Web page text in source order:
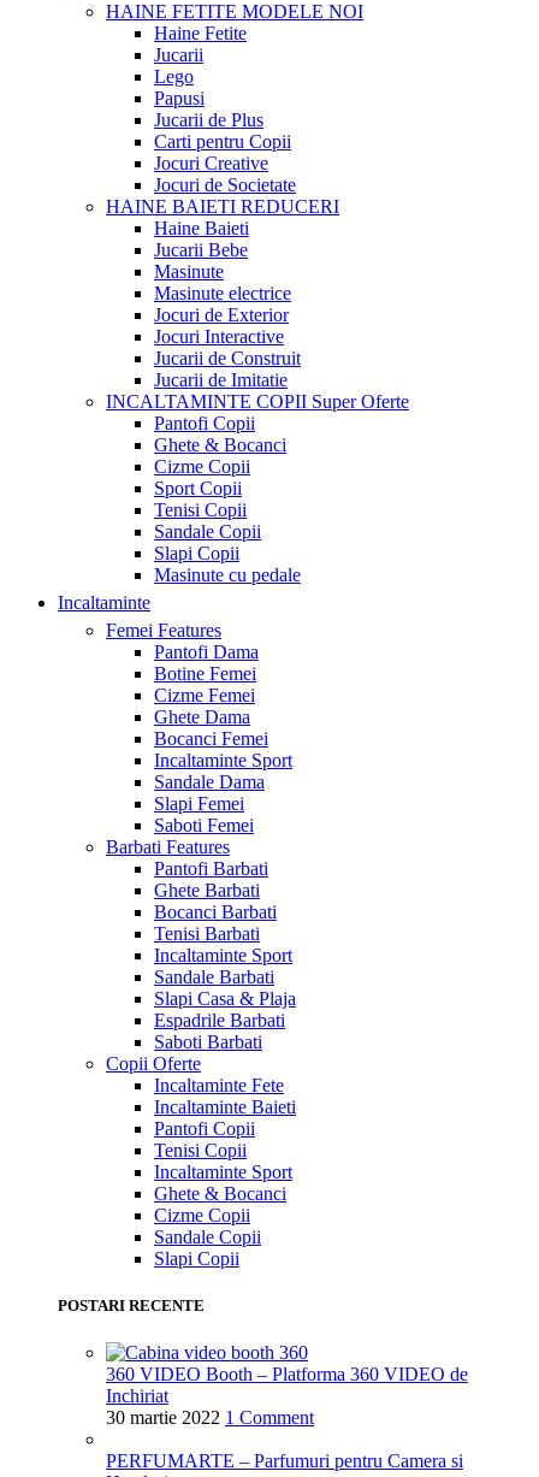
HAINE FETITE MODELE NOI
Haine Fetite
Jucarii
Lego
Papusi
Jucarii de Plus
Carti pentru Copii
Jocuri Creative
Jocuri de Societate
HAINE BAIETI REDUCERI
Haine Baieti
Jucarii Bebe
Masinute
Masinute electrice
Jocuri de Exterior
Jocuri Interactive
Jucarii de Construit
Jucarii de Imitatie
INCALTAMINTE COPII Super Oferte
Pantofi Copii
Ghete & Bocanci
Cizme Copii
Sport Copii
Tenisi Copii
Sandale Copii
Slapi Copii
Masinute cu pedale
Incaltaminte
Femei Features
Pantofi Dama
Botine Femei
Cizme Femei
Ghete Dama
Bocanci Femei
Incaltaminte Sport
Sandale Dama
Slapi Femei
Saboti Femei
Barbati Features
Pantofi Barbati
Ghete Barbati
Bocanci Barbati
Tenisi Barbati
Incaltaminte Sport
Sandale Barbati
Slapi Casa & Plaja
Espadrile Barbati
Saboti Barbati
Copii Oferte
Incaltaminte Fete
Incaltaminte Baieti
Pantofi Copii
Tenisi Copii
Incaltaminte Sport
Ghete & Bocanci
Cizme Copii
Sandale Copii
Slapi Copii
POSTARI RECENTE
360 VIDEO Booth – Platforma 360 VIDEO de
Inchiriat
30 martie 2022 1 Comment
PERFUMARTE – Parfumuri pentru Camera si